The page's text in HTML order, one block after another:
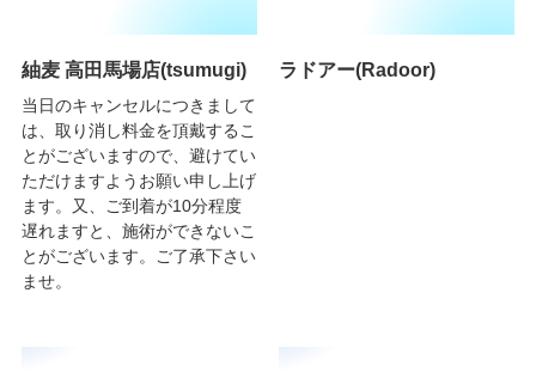
紬麦 高田馬場店(tsumugi)
当日のキャンセルにつきまして
は、取り消し料金を頂戴するこ
とがございますので、避けてい
ただけますようお願い申し上げ
ます。又、ご到着が10分程度
遅れますと、施術ができないこ
とがございます。ご了承下さい
ませ。
ラドアー(Radoor)